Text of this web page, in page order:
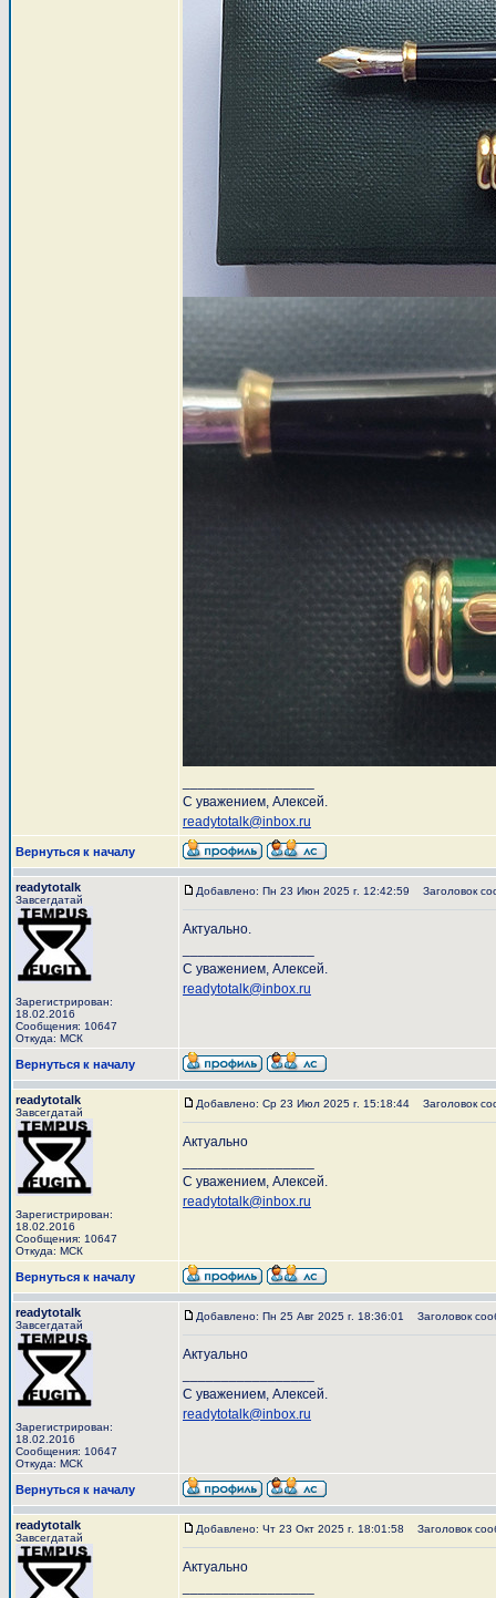
С уважением, Алексей.
readytotalk@inbox.ru
Вернуться к началу
readytotalk
Завсегдатай
Зарегистрирован:
18.02.2016
Сообщения: 10647
Откуда: МСК
Добавлено: Пн 23 Июн 2025 г. 12:42:59 Заголовок
Актуально.
С уважением, Алексей.
readytotalk@inbox.ru
Вернуться к началу
readytotalk
Завсегдатай
Зарегистрирован:
18.02.2016
Сообщения: 10647
Откуда: МСК
Добавлено: Ср 23 Июл 2025 г. 15:18:44 Заголовок
Актуально
С уважением, Алексей.
readytotalk@inbox.ru
Вернуться к началу
readytotalk
Завсегдатай
Зарегистрирован:
18.02.2016
Сообщения: 10647
Откуда: МСК
Добавлено: Пн 25 Авг 2025 г. 18:36:01 Заголовок
Актуально
С уважением, Алексей.
readytotalk@inbox.ru
Вернуться к началу
readytotalk
Завсегдатай
Добавлено: Чт 23 Окт 2025 г. 18:01:58 Заголовок
Актуально